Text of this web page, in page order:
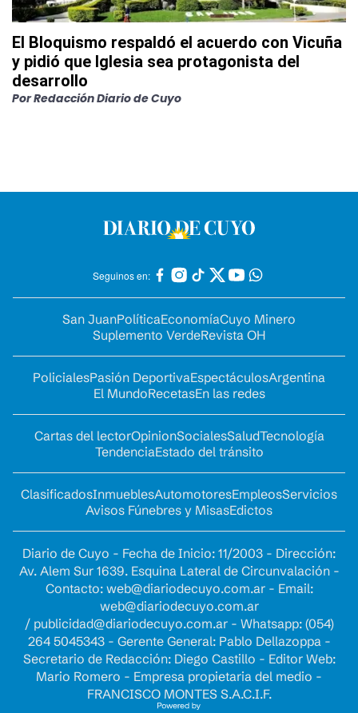
El Bloquismo respaldó el acuerdo con Vicuña
y pidió que Iglesia sea protagonista del
desarrollo
PorRedacción Diario de Cuyo
Seguinos en:
San JuanPolíticaEconomíaCuyo Minero
Suplemento VerdeRevista OH
PolicialesPasión DeportivaEspectáculosArgentina
El MundoRecetasEn las redes
Cartas del lectorOpinionSocialesSaludTecnología
TendenciaEstado del tránsito
ClasificadosInmueblesAutomotoresEmpleosServicios
Avisos Fúnebres y MisasEdictos
Diario de Cuyo - Fecha de Inicio: 11/2003 - Dirección:
Av. Alem Sur 1639. Esquina Lateral de Circunvalación -
Contacto: web@diariodecuyo.com.ar- Email:
web@diariodecuyo.com.ar
/ publicidad@diariodecuyo.com.ar- Whatsapp: (054)
264 5045343 - Gerente General: Pablo Dellazoppa -
Secretario de Redacción: Diego Castillo - Editor Web:
Mario Romero - Empresa propietaria del medio -
FRANCISCO MONTES S.A.C.I.F.